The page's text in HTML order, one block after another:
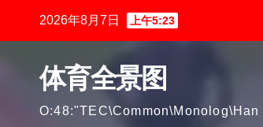
2026年8月7日 上午5:23
体育全景图
O:48:"TEC\Common\Monolog\Han